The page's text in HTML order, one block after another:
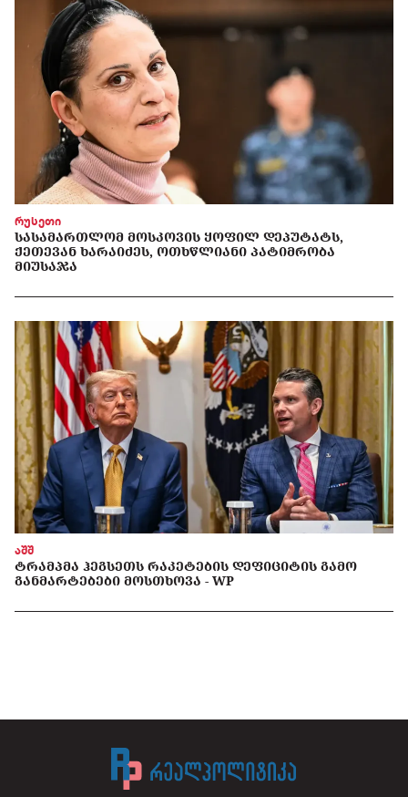
რუსეთი
ᲡᲐᲡᲐᲛᲐᲠᲗᲚᲝᲛ ᲛᲝᲡᲙᲝᲕᲘᲡ ᲧᲝᲤᲘᲚ ᲓᲔᲞᲣᲢᲐᲢᲡ,
ᲥᲔᲗᲔᲕᲐᲜ ᲮᲐᲠᲐᲘᲫᲔᲡ, ᲝᲗᲮᲬᲚᲘᲐᲜᲘ ᲞᲐᲢᲘᲛᲠᲝᲑᲐ
ᲛᲘᲣᲡᲐᲯᲐ
აშშ
ᲢᲠᲐᲛᲞᲛᲐ ᲰᲔᲒᲡᲔᲗᲡ ᲠᲐᲙᲔᲢᲔᲑᲘᲡ ᲓᲔᲤᲘᲪᲘᲢᲘᲡ ᲒᲐᲛᲝ
ᲒᲐᲜᲛᲐᲠᲢᲔᲑᲔᲑᲘ ᲛᲝᲡᲗᲮᲝᲕᲐ - WP